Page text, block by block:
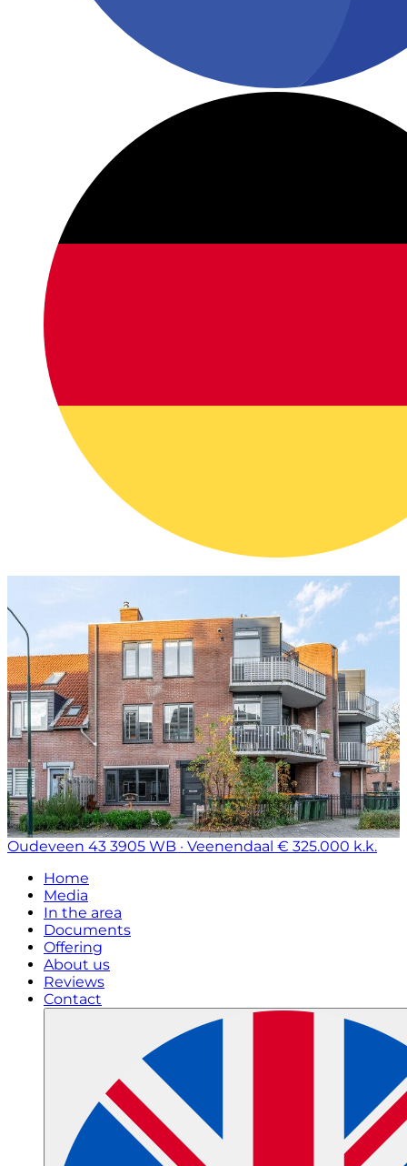
Oudeveen 43 3905 WB · Veenendaal € 325.000 k.k.
Home
Media
In the area
Documents
Offering
About us
Reviews
Contact